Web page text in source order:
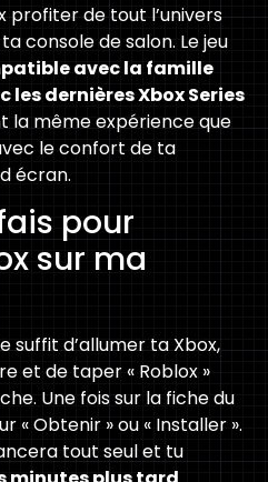
profiter de tout l’univers
console de salon. Le jeu
avec la famille
les dernières Xbox Series
la même expérience que
le confort de ta
écran.
pour
sur ma
suffit d’allumer ta Xbox,
et de taper « Roblox »
Une fois sur la fiche du
« Obtenir » ou « Installer ».
tout seul et tu